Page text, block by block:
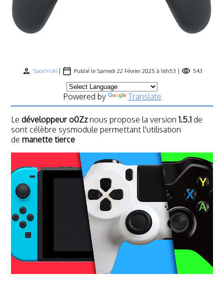
person SaoriYuki | calendar_today Publié le Samedi 22 Février 2025 à 16h53 | visibility 543
Powered by Translate
Le développeur o0Zznous propose la version1.5.1 de
sont célèbre sysmodule permettant l'utilisation
de manette tierce